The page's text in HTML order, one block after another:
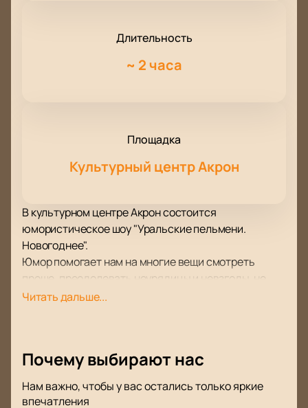
Длительность
~ 2 часа
Площадка
Культурный центр Акрон
В культурном центре Акрон состоится
юмористическое шоу "Уральские пельмени.
Новогоднее".
Юмор помогает нам на многие вещи смотреть
проще, преодолевать неурядицы и невзгоды, не
теряя оптимизма и веры в лучшее. Особенно если
комиками, каждое выступление которых буквально
участниками, шутки которых наверняка придутся
Читать дальше...
Почему выбирают нас
Нам важно, чтобы у вас остались только яркие
впечатления